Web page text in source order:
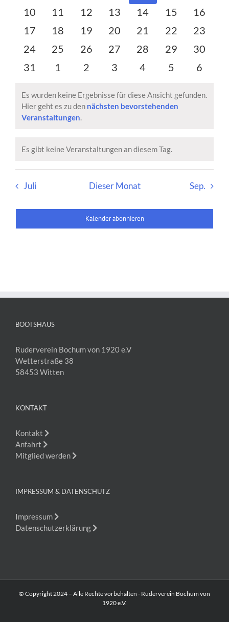
Veranstaltungen
Veranstaltungen
Veranstaltungen
Veranstaltungen
Veranstaltungen
0
Veranstaltungen
10
0
Veranstaltungen
11
0
Veranstaltungen
12
0
Veranstaltungen
13
0
Veranstaltungen
14
0
15
0
16
0
Veranstaltungen
17
0
Veranstaltungen
18
0
Veranstaltungen
19
0
Veranstaltungen
20
0
Veranstaltungen
21
0
22
0
23
0
Veranstaltungen
24
0
Veranstaltungen
25
0
Veranstaltungen
26
0
Veranstaltungen
27
0
Veranstaltungen
28
0
29
0
30
0
31
0
1
0
2
0
3
0
4
0
5
0
6
Hinweis
Es wurden keine Ergebnisse für diese Ansicht gefunden.
Hier geht es zu den nächsten bevorstehenden
Veranstaltungen.
Hinweis
Es gibt keine Veranstaltungen an diesem Tag.
Juli Dieser Monat Sep.
Kalender abonnieren
BOOTSHAUS
Ruderverein Bochum von 1920 e.V
Wetterstraße 38
58453 Witten
KONTAKT
Kontakt
Anfahrt
Mitglied werden
IMPRESSUM & DATENSCHUTZ
Impressum
Datenschutzerklärung
© Copyright 2024 – Alle Rechte vorbehalten - Ruderverein Bochum von
1920 e.V.